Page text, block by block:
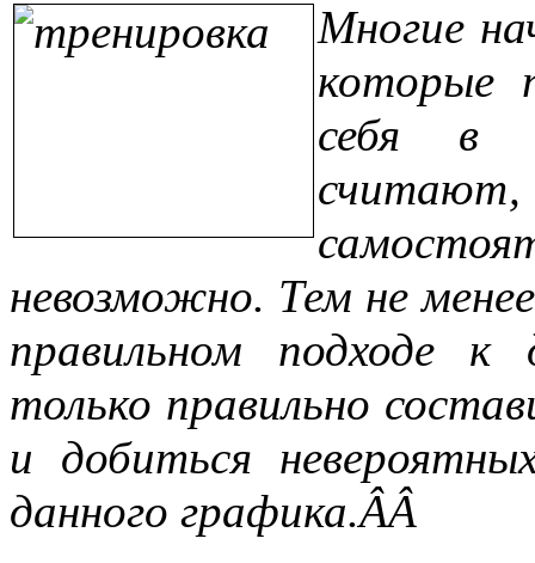
Многие
которые
себя в
невозможно. Тем не
правильном подходе
только правильно
и добиться
данного графика.ÂÂ